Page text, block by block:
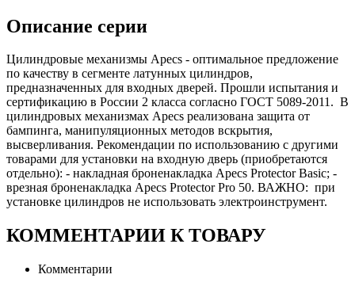
Описание серии
Цилиндровые механизмы Apecs - оптимальное предложение
по качеству в сегменте латунных цилиндров,
предназначенных для входных дверей. Прошли испытания и
сертификацию в России 2 класса согласно ГОСТ 5089-2011. В
цилиндровых механизмах Apecs реализована защита от
бампинга, манипуляционных методов вскрытия,
высверливания. Рекомендации по использованию с другими
товарами для установки на входную дверь (приобретаются
отдельно): - накладная броненакладка Apecs Protector Basic; -
врезная броненакладка Apecs Protector Pro 50. ВАЖНО: при
установке цилиндров не использовать электроинструмент.
КОММЕНТАРИИ К ТОВАРУ
Комментарии